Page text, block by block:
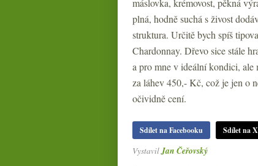
máslovka, krémovost, pěkná
plná, hodně suchá s živost
struktura. Určitě bych spíš
Chardonnay. Dřevo sice stále
a pro mne v ideální kondici,
za láhev 450,- Kč, což je jen o
očividně cení.
Sdílet na Facebooku Sdílet na X
VystavilJan Čeřovský